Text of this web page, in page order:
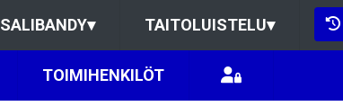
SALIBANDY▾ TAITOLUISTELU▾
TOIMIHENKILÖT